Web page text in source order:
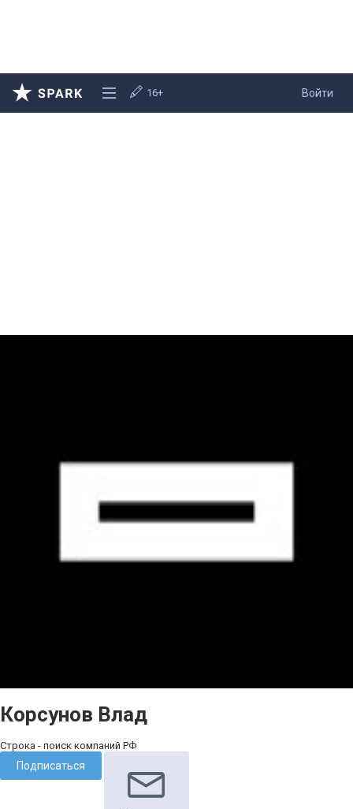
Войти
16+
Корсунов Влад
Строка - поиск компаний РФ
Подписаться